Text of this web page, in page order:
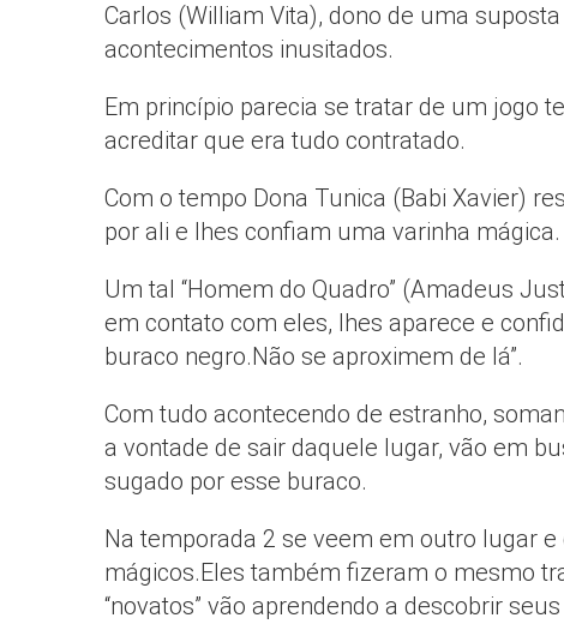
Carlos (William Vita), dono de uma
acontecimentos inusitados.
Em princípio parecia se tratar de um jogo
acreditar que era tudo contratado.
Com o tempo Dona Tunica (Babi Xavier)
por ali e lhes confiam uma varinha mágica.
Um tal “Homem do Quadro” (Amadeus
em contato com eles, lhes aparece e
buraco negro.Não se aproximem de lá”.
Com tudo acontecendo de estranho,
a vontade de sair daquele lugar, vão em
sugado por esse buraco.
Na temporada 2 se veem em outro lugar
mágicos.Eles também fizeram o mesmo
“novatos” vão aprendendo a descobrir